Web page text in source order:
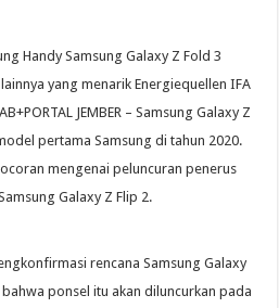
Handy Samsung Galaxy Z Fold 3
yang menarik Energiequellen IFA
JEMBER – Samsung Galaxy Z
pertama Samsung di tahun 2020.
mengenai peluncuran penerus
Galaxy Z Flip 2.
rencana Samsung Galaxy
ponsel itu akan diluncurkan pada